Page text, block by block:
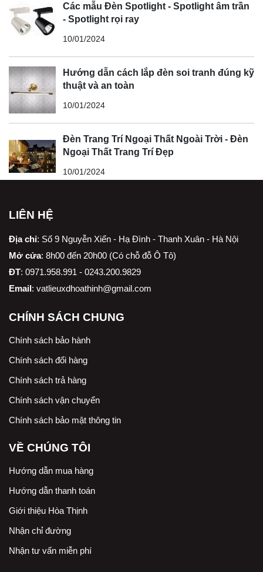
Các mẫu Đèn Spotlight - Spotlight âm trần
- Spotlight rọi ray
10/01/2024
Hướng dẫn cách lắp đèn soi tranh đúng kỹ
thuật và an toàn
10/01/2024
Đèn Trang Trí Ngoại Thất Ngoài Trời - Đèn
Ngoại Thất Trang Trí Đẹp
10/01/2024
LIÊN HỆ
Địa chỉ: Số 9 Nguyễn Xiển - Hạ Đình - Thanh Xuân - Hà Nội
Mở cửa: 8h00 đến 20h00 (Có chỗ đỗ Ô Tô)
ĐT: 0971.958.991 - 0243.200.9829
Email: vatlieuxdhoathinh@gmail.com
CHÍNH SÁCH CHUNG
Chính sách bảo hành
Chính sách đổi hàng
Chính sách trả hàng
Chính sách vận chuyển
Chính sách bảo mật thông tin
VỀ CHÚNG TÔI
Hướng dẫn mua hàng
Hướng dẫn thanh toán
Giới thiệu Hòa Thịnh
Nhận chỉ đường
Nhận tư vấn miễn phí